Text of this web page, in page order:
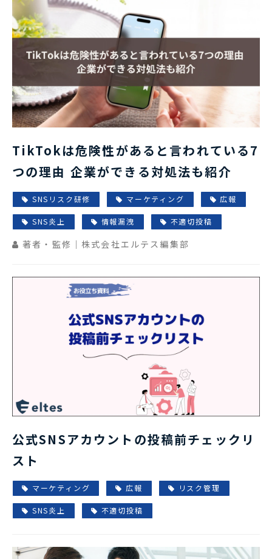
TikTokは危険性があると言われている7
つの理由 企業ができる対処法も紹介
SNSリスク研修 マーケティング 広報
SNS炎上 情報漏洩 不適切投稿
著者・監修｜株式会社エルテス編集部
公式SNSアカウントの投稿前チェックリ
スト
マーケティング 広報 リスク管理
SNS炎上 不適切投稿